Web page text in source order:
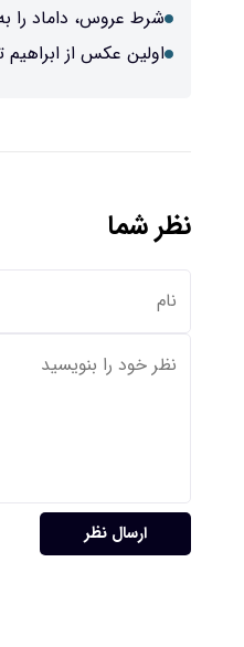
شرط عروس، داماد را
اولین عکس از
نظر شما
ارسال نظر